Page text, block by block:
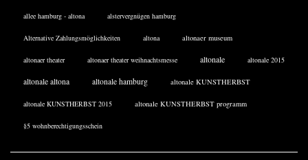
allee hamburg - altona alstervergnügen hamburg
Alternative Zahlungsmöglichkeiten altona altonaer museum
altonaer theater altonaer theater weihnachtsmesse altonale altonale 2015
altonale altona altonale hamburg altonale KUNSTHERBST
altonale KUNSTHERBST 2015 altonale KUNSTHERBST programm
§5 wohnberechtigungsschein